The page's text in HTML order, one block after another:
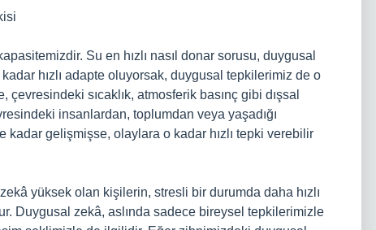
Su en hızlı nasıl donar sorusu, duygusal
hızlı adapte oluyorsak, duygusal tepkilerimiz de o
sıcaklık, atmosferik basınç gibi dışsal
insanlardan, toplumdan veya yaşadığı
kadar gelişmişse, olaylara o kadar hızlı tepki verebilir
yüksek olan kişilerin, stresli bir durumda daha hızlı
Duygusal zekâ, aslında sadece bireysel tepkilerimizle